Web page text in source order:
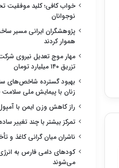
خواب کافی؛ کلید موفقیت
نوجوانان
پژوهشگران ایرانی مسیر
هموار کردند
مهار موج تعدیل نیروی
تزریق ۱۴۰ میلیارد تومان
بهبود گسترده شاخص‌های
زنان با پیمایش ملی سلامت
راز کاهش وزن ایمن با
تمرکز بیشتر با چند تغییر
ناشران میان گرانی کاغذ و
کودهای دامی فارس به
می‌شوند